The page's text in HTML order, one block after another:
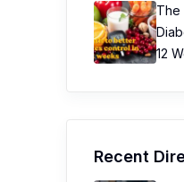
The
12
Recent